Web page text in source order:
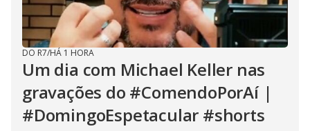
DO R7/HÁ 1 HORA
Um dia com Michael Keller nas
gravações do #ComendoPorAí |
#DomingoEspetacular #shorts